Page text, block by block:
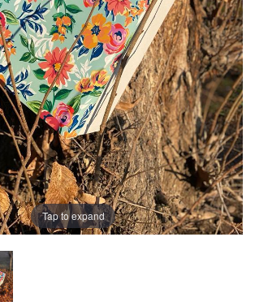
Tap to expand